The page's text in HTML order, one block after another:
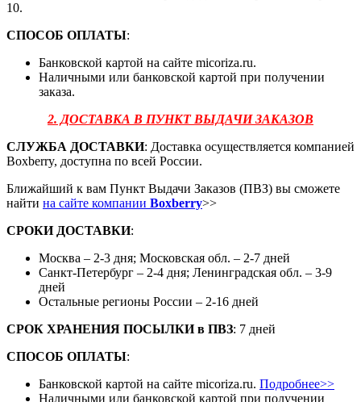
10.
СПОСОБ ОПЛАТЫ:
Банковской картой на сайте micoriza.ru.
Наличными или банковской картой при получении
заказа.
2. ДОСТАВКА В ПУНКТ ВЫДАЧИ ЗАКАЗОВ
СЛУЖБА ДОСТАВКИ: Доставка осуществляется компанией
Boxberry, доступна по всей России.
Ближайший к вам Пункт Выдачи Заказов (ПВЗ) вы сможете
найти на сайте компании Boxberry>>
СРОКИ ДОСТАВКИ:
Москва – 2-3 дня; Московская обл. – 2-7 дней
Санкт-Петербург – 2-4 дня; Ленинградская обл. – 3-9
дней
Остальные регионы России – 2-16 дней
СРОК ХРАНЕНИЯ ПОСЫЛКИ в ПВЗ: 7 дней
СПОСОБ ОПЛАТЫ:
Банковской картой на сайте micoriza.ru. Подробнее>>
Наличными или банковской картой при получении